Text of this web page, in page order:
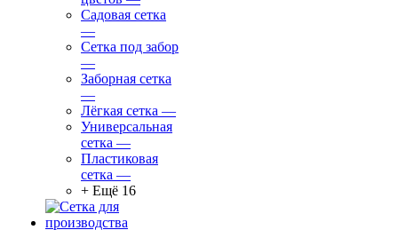
Садовая сетка
—
Сетка под забор
—
Заборная сетка
—
Лёгкая сетка —
Универсальная
сетка —
Пластиковая
сетка —
+ Ещё 16